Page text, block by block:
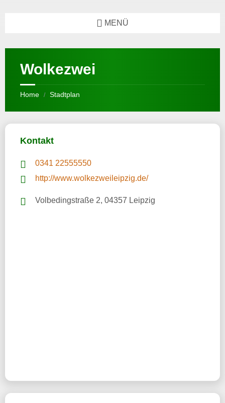
MENÜ
Wolkezwei
Home / Stadtplan
Kontakt
0341 22555550
http://www.wolkezweileipzig.de/
Volbedingstraße 2, 04357 Leipzig